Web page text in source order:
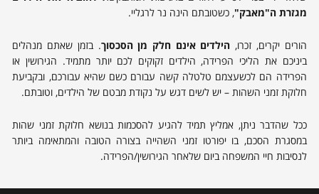
מגזרת ה"מאבק", כשטובתם הינה נר לרגליי.
הורים יקרים, זכרו, הילדים אינם חלק מן הסכסוך. בזמן שאתם מנהלים
ביניכם את הליכי הפרידה, הילדים זקוקים לכם יותר מתמיד. הגירושין או
הפרידה הם לכשעצמם טלטלה קשה עבורם כשם שהיא עבורכם, ובקביעת
חלוקת זמני השהות – יש לשים דגש על נקודת מבטם של הילדים, וטובתם.
ככל שהדבר ניתן, אמליץ תמיד להגיע להסכמות בנושא חלוקת זמני שהות
במסגרת הסכם, בו יפורטו זמני השהייה בצורה הטובה והמתאימה ביותר
לנסיבות חיי המשפחה ביום שלאחר הגירושין/הפרידה.